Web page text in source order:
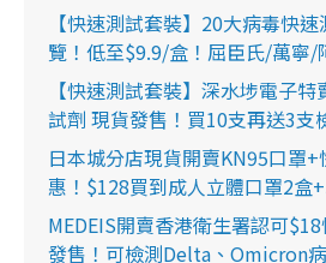
【快速測試套裝】20大病毒快
覽！低至$9.9/盒！屈臣氏/萬寧
【快速測試套裝】深水埗電子
試劑 現貨發售！買10支再送3支
日本城分店現貨開賣KN95口罩
惠！$128買到成人立體口罩2盒
MEDEIS開賣香港衛生署認可
發售！可檢測Delta、Omicron